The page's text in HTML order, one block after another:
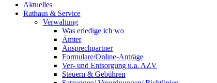
Aktuelles
Rathaus & Service
Verwaltung
Was erledige ich wo
Ämter
Ansprechpartner
Formulare/Online-Anträge
Ver- und Entsorgung u.a. AZV
Steuern & Gebühren